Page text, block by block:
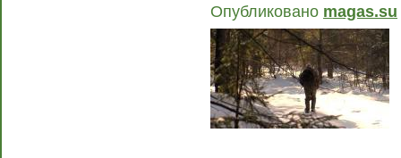
Опубликовано magas.su